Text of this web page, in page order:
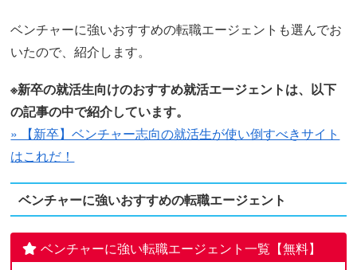
ベンチャーに強いおすすめの転職エージェントも選んでお
いたので、紹介します。
※新卒の就活生向けのおすすめ就活エージェントは、以下
の記事の中で紹介しています。
» 【新卒】ベンチャー志向の就活生が使い倒すべきサイト
はこれだ！
ベンチャーに強いおすすめの転職エージェント
ベンチャーに強い転職エージェント一覧【無料】